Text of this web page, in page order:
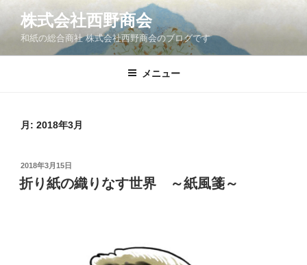
ン
株式会社西野商会
和紙の総合商社 株式会社西野商会のブログです
メニュー
月: 2018年3月
投
稿
日:
2018年3月15日
折り紙の織りなす世界 ～紙風箋～